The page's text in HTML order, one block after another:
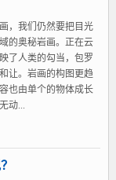
，我们仍然要把目光
的奥秘岩画。正在云
了人类的勾当，包罗
让。岩画的构图更趋
也由单个的物体成长
动...